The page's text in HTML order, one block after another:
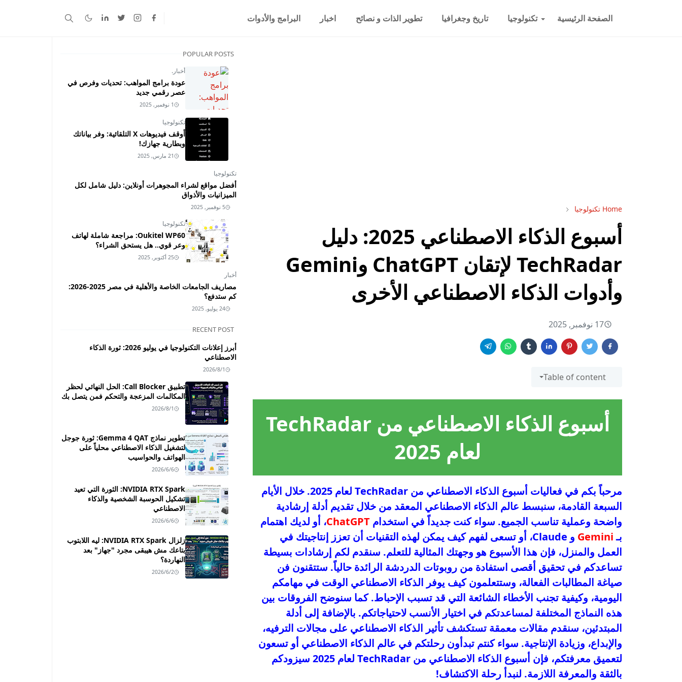
الصفحة الرئيسية تكنولوجيا تاريخ وجغرافيا تطوير الذات و نصائح اخبار البرامج والأدوات
Home تكنولوجيا
أسبوع الذكاء الاصطناعي 2025: دليل
TechRadar لإتقان ChatGPT وGemini
وأدوات الذكاء الاصطناعي الأخرى
17 نوفمبر, 2025
Table of content
أسبوع الذكاء الاصطناعي من TechRadar
لعام 2025
مرحباً بكم في فعاليات أسبوع الذكاء الاصطناعي من TechRadar لعام 2025. خلال الأيام
السبعة القادمة، سنبسط عالم الذكاء الاصطناعي المعقد من خلال تقديم أدلة إرشادية
واضحة وعملية تناسب الجميع. سواء كنت جديداً في استخدام ChatGPT، أو لديك اهتمام
بـGemini
و Claude، أو تسعى لفهم كيف يمكن لهذه التقنيات أن تعزز إنتاجيتك في
العمل والمنزل، فإن هذا الأسبوع هو وجهتك المثالية للتعلم. سنقدم لكم إرشادات بسيطة
تساعدكم في تحقيق أقصى استفادة من روبوتات الدردشة الرائدة حالياً. ستتقنون فن
صياغة المطالبات الفعالة، وستتعلمون كيف يوفر الذكاء الاصطناعي الوقت في مهامكم
اليومية، وكيفية تجنب الأخطاء الشائعة التي قد تسبب الإحباط. كما سنوضح الفروقات بين
هذه النماذج المختلفة لمساعدتكم في اختيار الأنسب لاحتياجاتكم. بالإضافة إلى أدلة
المبتدئين، سنقدم مقالات معمقة تستكشف تأثير الذكاء الاصطناعي على مجالات الترفيه،
والإبداع، وزيادة الإنتاجية. سواء كنتم تبدأون رحلتكم في عالم الذكاء الاصطناعي أو تسعون
لتعميق معرفتكم، فإن أسبوع الذكاء الاصطناعي من TechRadar لعام 2025 سيزودكم
بالثقة والمعرفة اللازمة. لنبدأ رحلة الاكتشاف!
POPULAR POSTS
أخبار.
عودة برامج المواهب: تحديات وفرص في
عصر رقمي جديد
1 نوفمبر, 2025
تكنولوجيا
أوقف فيديوهات X التلقائية: وفر بياناتك
وبطارية جهازك!
21 مارس, 2025
تكنولوجيا
أفضل مواقع لشراء المجوهرات أونلاين: دليل شامل لكل
الميزانيات والأذواق
5 نوفمبر, 2025
تكنولوجيا
Oukitel WP60: مراجعة شاملة لهاتف
وعر قوي.. هل يستحق الشراء؟
25 أكتوبر, 2025
أخبار
مصاريف الجامعات الخاصة والأهلية في مصر 2025-2026:
كم ستدفع؟
24 يوليو, 2025
RECENT POST
أبرز إعلانات التكنولوجيا في يوليو 2026: ثورة الذكاء
الاصطناعي
2026/8/1
تطبيق Call Blocker: الحل النهائي لحظر
المكالمات المزعجة والتحكم فمن يتصل بك
2026/8/1
تطوير نماذج Gemma 4 QAT: ثورة جوجل
لتشغيل الذكاء الاصطناعي محلياً على
الهواتف والحواسيب
2026/6/6
NVIDIA RTX Spark: الثورة التي تعيد
تشكيل الحوسبة الشخصية والذكاء
الاصطناعي
2026/6/6
زلزال NVIDIA RTX Spark: ليه اللابتوب
بتاعك مش هيبقى مجرد "جهاز" بعد
النهاردة؟
2026/6/2